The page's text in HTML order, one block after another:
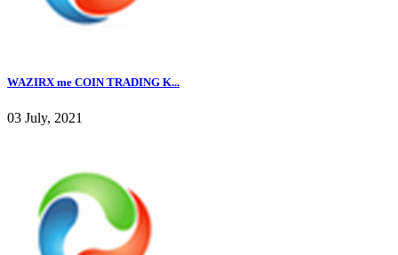
WAZIRX me COIN TRADING K...
03 July, 2021